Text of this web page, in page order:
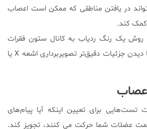
در یافتن مناطقی که ممکن است اعصاب
کند.
روش یک رنگ ردیاب به کانال ستون فقرات
تزریق می شود تا دیدن جزئیات دقیق‌تر تصویر‌برداری اشعه X یا
برای تعیین اینکه آیا پیام‌های
عضلات شما حرکت می کنند، تجویز کند.